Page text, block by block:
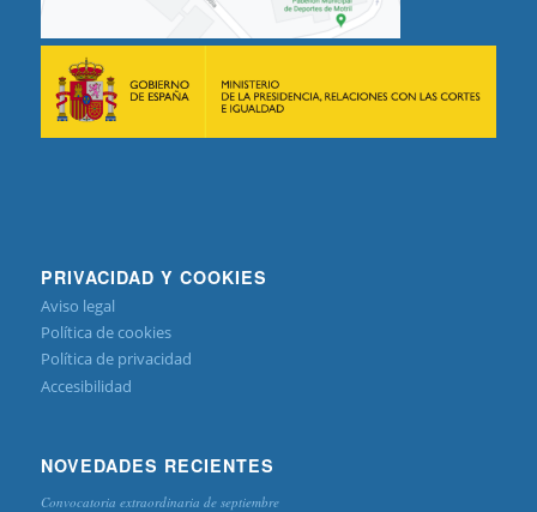
PRIVACIDAD Y COOKIES
Aviso legal
Política de cookies
Política de privacidad
Accesibilidad
NOVEDADES RECIENTES
Convocatoria extraordinaria de septiembre